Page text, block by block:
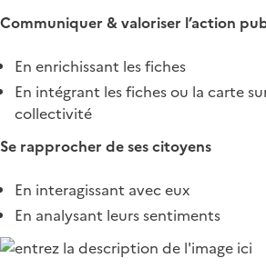
Communiquer & valoriser l’action
En enrichissant les fiches
En intégrant les fiches ou la carte
collectivité
Se rapprocher de ses citoyens
En interagissant avec eux
En analysant leurs sentiments